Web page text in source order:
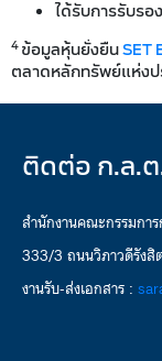
ได้รับการรับรอ
4ข้อมูลหุ้นยั่งยืนSET
ตลาดหลักทรัพย์แห่งป
ติดต่อ ก.ล.
สำนักงานคณะกรรมก
333/3 ถนนวิภาวดีรังสิ
งานรับ-ส่งเอกสาร :